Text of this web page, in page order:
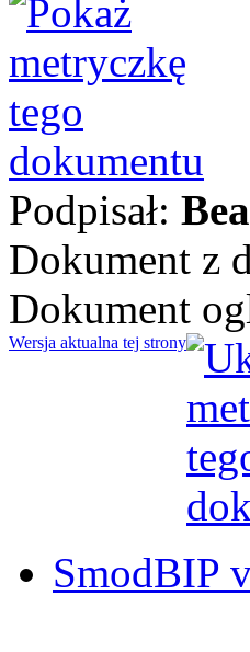
Podpisał:
Dokument z
Dokument
Wersja aktualna tej strony
SmodBIP